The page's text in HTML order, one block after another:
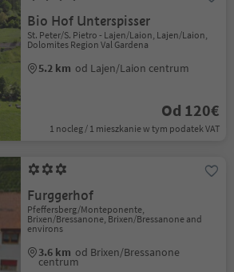
Bio Hof Unterspisser
St. Peter/S. Pietro - Lajen/Laion, Lajen/Laion,
Dolomites Region Val Gardena
5.2 km od Lajen/Laion centrum
Od 120€
1 nocleg / 1 mieszkanie w tym podatek VAT
Furggerhof
Pfeffersberg/Monteponente,
Brixen/Bressanone, Brixen/Bressanone and
environs
3.6 km od Brixen/Bressanone
centrum